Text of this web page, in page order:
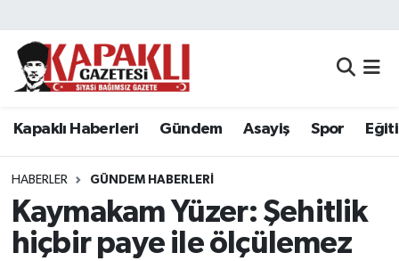
Kapaklı Haberleri Gündem Asayiş Spor
HABERLER GÜNDEM HABERLERI
Kaymakam Yüzer: Şehitlik
hiçbir paye ile ölçülemez
Kapaklı Haberleri
Asayiş
Spor
Eğitim
Tekirdağ Nöbetçi Eczaneler
Tekirdağ Namaz Vakitleri
Tekirdağ Trafik Yoğunluk Haritası
Süper Lig Puan Durumu ve Fikstür